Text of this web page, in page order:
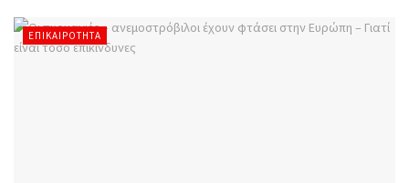
ΕΠΙΚΑΙΡΌΤΗΤΑ